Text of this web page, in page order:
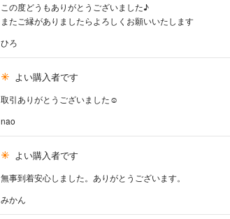
この度どうもありがとうございました♪
またご縁がありましたらよろしくお願いいたします
ひろ
よい購入者です
取引ありがとうございました☺︎
nao
よい購入者です
無事到着安心しました。ありがとうございます。
みかん